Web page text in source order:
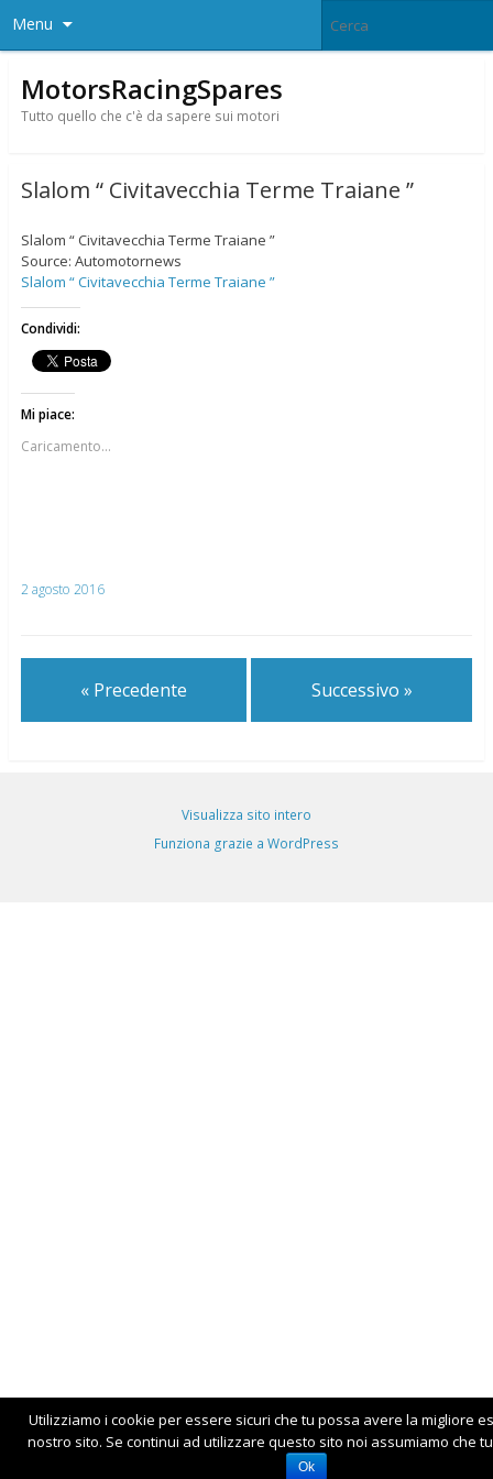
Menu
MotorsRacingSpares
Tutto quello che c'è da sapere sui motori
Slalom “ Civitavecchia Terme Traiane ”
Slalom “ Civitavecchia Terme Traiane ”
Source: Automotornews
Slalom “ Civitavecchia Terme Traiane ”
Condividi:
Mi piace:
Caricamento...
2 agosto 2016
« Precedente Successivo »
Visualizza sito intero
Funziona grazie a WordPress
Utilizziamo i cookie per essere sicuri che tu possa avere la migliore
nostro sito. Se continui ad utilizzare questo sito noi assumiamo che
Ok